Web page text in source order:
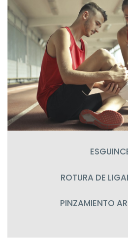
ROTURA DE
PINZAMIENTO